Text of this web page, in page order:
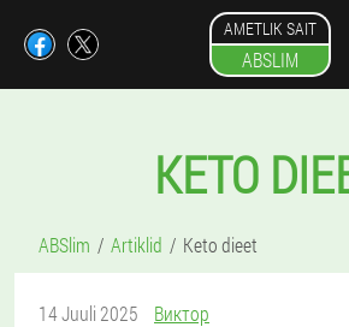
AMETLIK SAIT
ABSLIM
KETO
ABSlim Artiklid Keto dieet
14 Juuli 2025
Виктор